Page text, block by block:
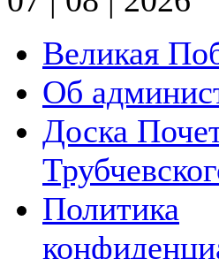
Великая
Об
Доска
Политика